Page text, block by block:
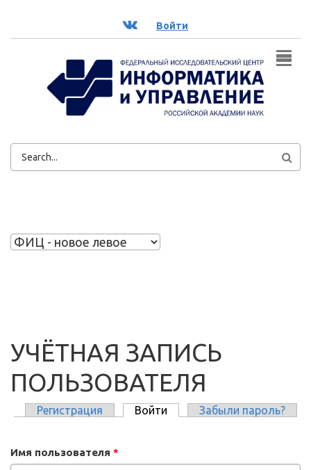
ВК Войти
ФОРМА
УЧЁТНАЯ ЗАПИСЬ
ПОЛЬЗОВАТЕЛЯ
Регистрация Войти (активная вкладка)
Забыли пароль?
Имя пользователя *